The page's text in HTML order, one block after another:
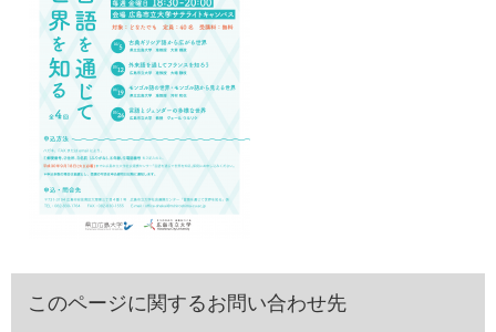
このページに関するお問い合わせ先